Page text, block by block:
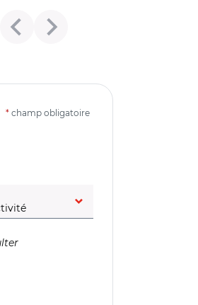
* champ obligatoire